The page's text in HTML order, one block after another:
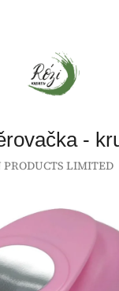
-
PRODUCTS LIMITED